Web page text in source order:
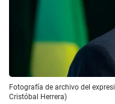
Fotografía de archivo del
Cristóbal Herrera)